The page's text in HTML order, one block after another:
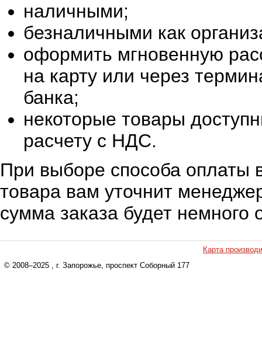
наличными;
безналичными как
оформить мгновенную
на карту или через
банка;
некоторые товары
расчету с НДС.
При выборе способа оплаты
товара вам уточнит
сумма заказа будет немного
Карта
© 2008–2025 , г. Запорожье, проспект Соборный 177